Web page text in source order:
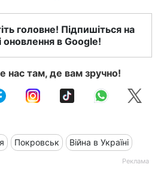
головне! Підпишіться на
оновлення в Google!
нас там, де вам зручно!
Покровськ Війна в Україні